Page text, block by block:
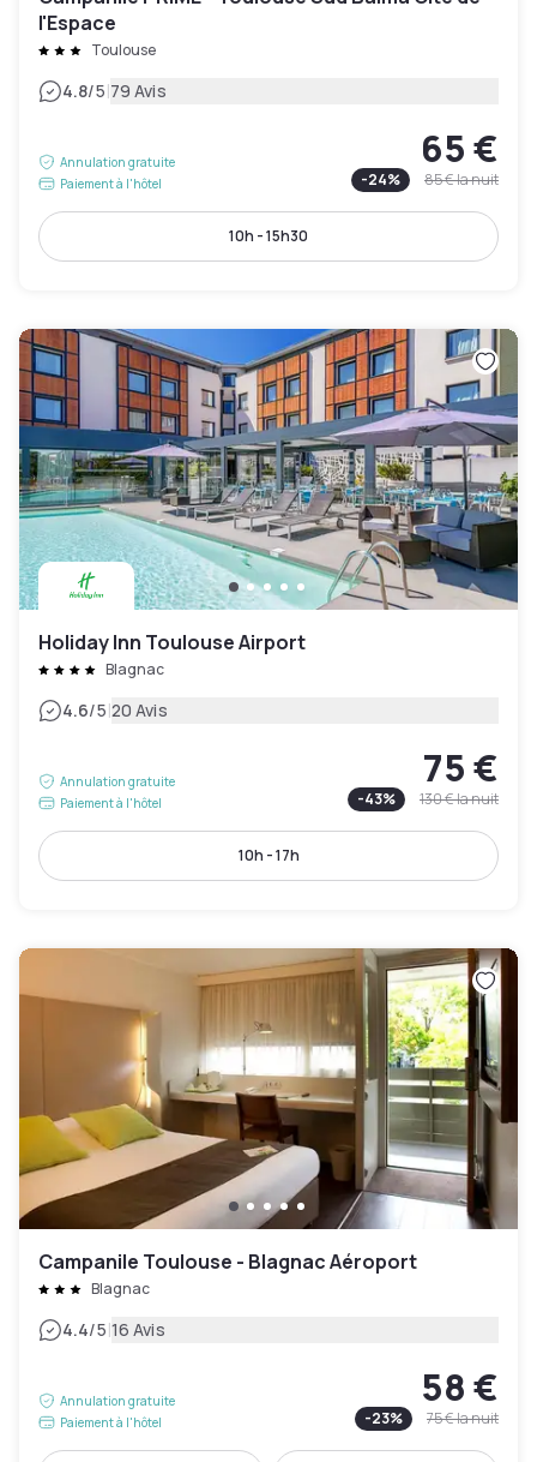
l'Espace
Toulouse
4.8/5|79 Avis
Annulation gratuite
Paiement à l'hôtel
65 €
-24% 85 €la nuit
10h - 15h30
Holiday Inn Toulouse Airport
Blagnac
4.6/5|20 Avis
Annulation gratuite
Paiement à l'hôtel
75 €
-43% 130 €la nuit
10h - 17h
Campanile Toulouse - Blagnac Aéroport
Blagnac
4.4/5|16 Avis
Annulation gratuite
Paiement à l'hôtel
58 €
-23% 75 €la nuit